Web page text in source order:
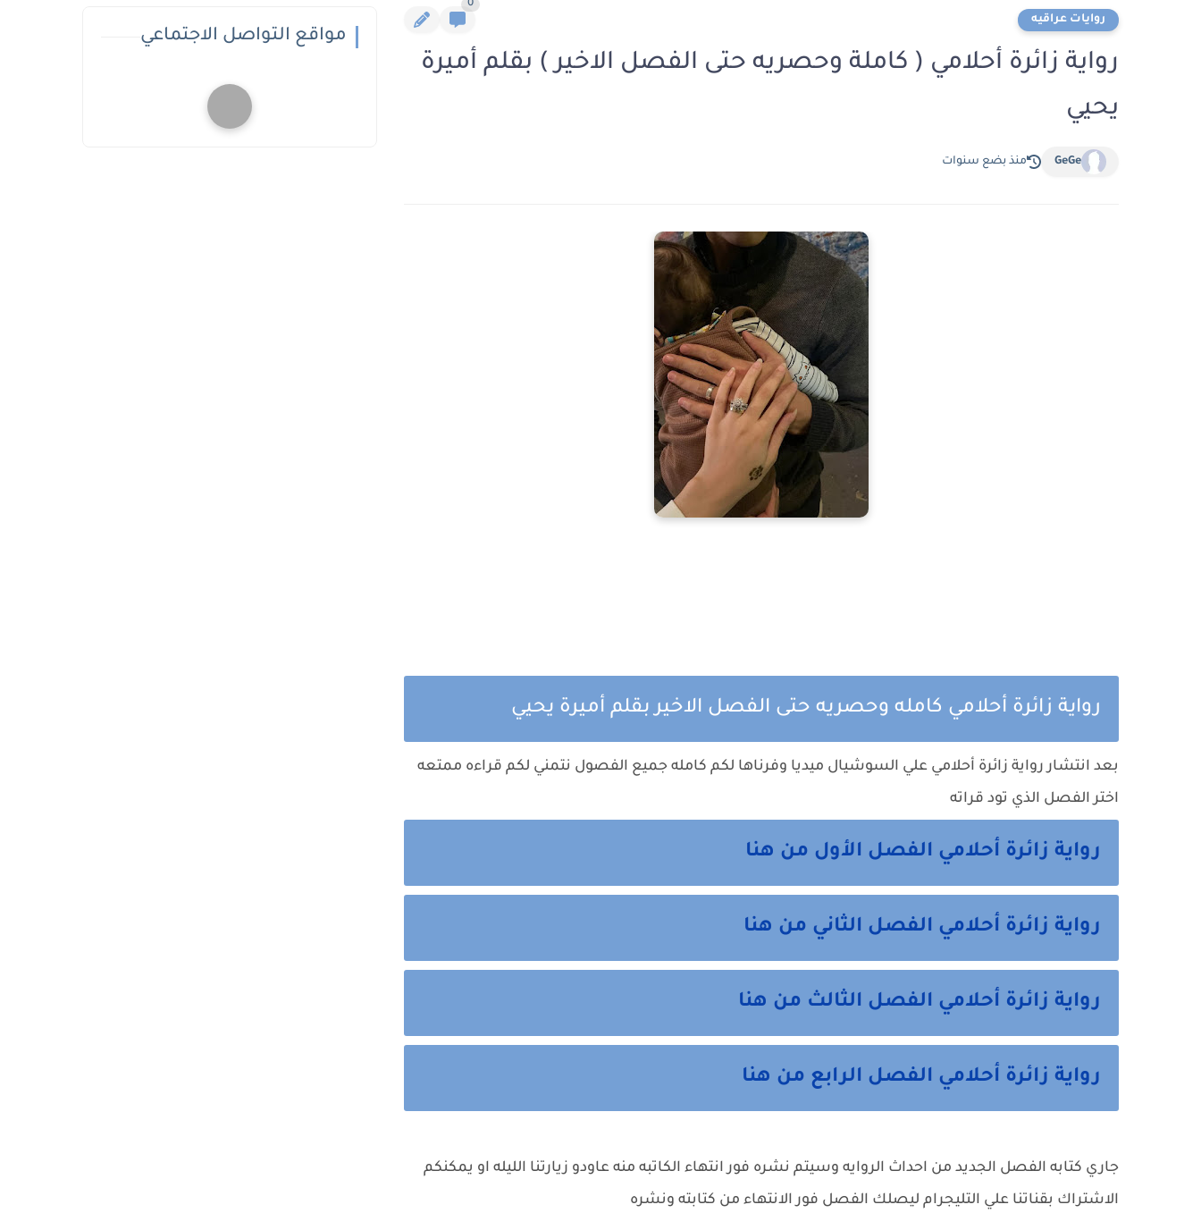
روايات عراقيه
0
رواية زائرة أحلامي ( كاملة وحصريه حتى الفصل الاخير ) بقلم أميرة
يحيي
GeGe منذ بضع سنوات
رواية زائرة أحلامي كامله وحصريه حتى الفصل الاخير بقلم أميرة يحيي
بعد انتشار رواية زائرة أحلامي علي السوشيال ميديا وفرناها لكم كامله جميع الفصول نتمني لكم قراءه ممتعه
اختر الفصل الذي تود قراته
رواية زائرة أحلامي الفصل الأول من هنا
رواية زائرة أحلامي الفصل الثاني من هنا
رواية زائرة أحلامي الفصل الثالث من هنا
رواية زائرة أحلامي الفصل الرابع من هنا
جاري كتابه الفصل الجديد من احداث الروايه وسيتم نشره فور انتهاء الكاتبه منه عاودو زيارتنا الليله او يمكنكم
الاشتراك بقناتنا علي التليجرام ليصلك الفصل فور الانتهاء من كتابته ونشره
مواقع التواصل الاجتماعي